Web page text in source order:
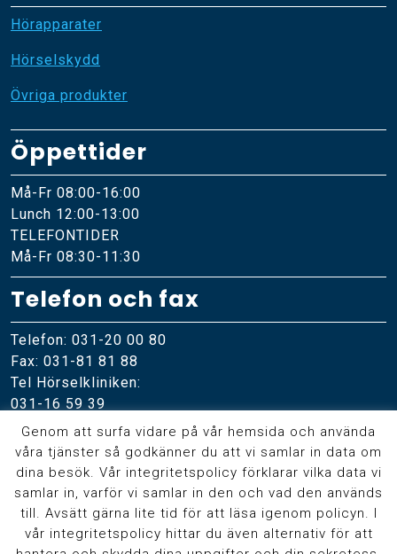
Hörapparater
Hörselskydd
Övriga produkter
Öppettider
Må-Fr 08:00-16:00
Lunch 12:00-13:00
TELEFONTIDER
Må-Fr 08:30-11:30
Telefon och fax
Telefon: 031-20 00 80
Fax: 031-81 81 88
Tel Hörselkliniken:
031-16 59 39
Online
Skicka meddelande
ÖNH-institutetpå Facebook
Genom att surfa vidare på vår hemsida och använda
våra tjänster så godkänner du att vi samlar in data om
dina besök. Vår integritetspolicy förklarar vilka data vi
samlar in, varför vi samlar in den och vad den används
till. Avsätt gärna lite tid för att läsa igenom policyn. I
vår integritetspolicy hittar du även alternativ för att